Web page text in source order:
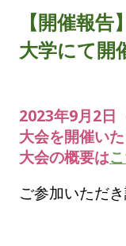
【開催報
大学にて開
2023年9月2日
大会を開催いた
大会の概要は
ご参加いただ